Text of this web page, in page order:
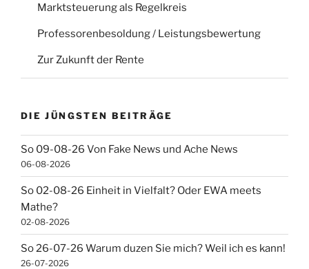
Marktsteuerung als Regelkreis
Professorenbesoldung / Leistungsbewertung
Zur Zukunft der Rente
DIE JÜNGSTEN BEITRÄGE
So 09-08-26 Von Fake News und Ache News
06-08-2026
So 02-08-26 Einheit in Vielfalt? Oder EWA meets
Mathe?
02-08-2026
So 26-07-26 Warum duzen Sie mich? Weil ich es kann!
26-07-2026